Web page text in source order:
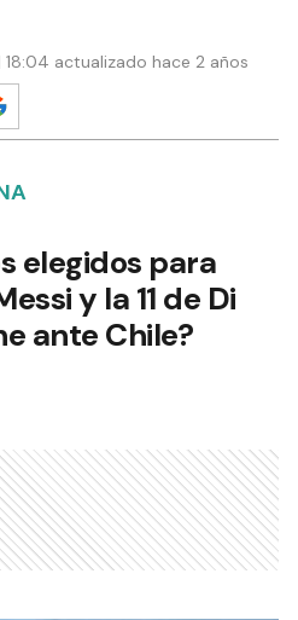
actualizado hace 2 años
elegidos para
y la 11 de Di
ante Chile?